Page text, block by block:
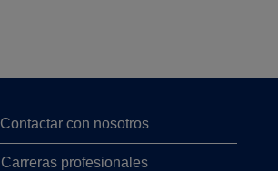
Contactar con nosotros
Carreras profesionales